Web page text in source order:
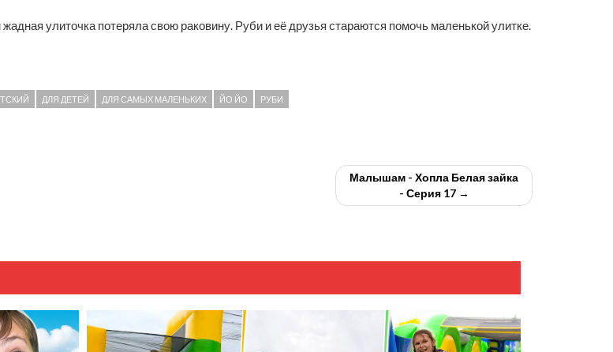
улиточка потеряла свою раковину. Руби и её друзья стараются помочь маленькой улитке.
ДЛЯ ДЕТЕЙ ДЛЯ САМЫХ МАЛЕНЬКИХ ЙО ЙО РУБИ
Малышам - Хопла Белая зайка
- Серия 17 →